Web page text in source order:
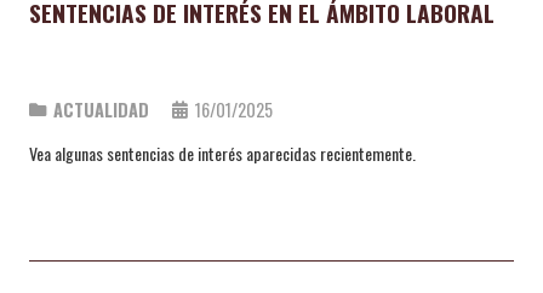
SENTENCIAS DE INTERÉS EN EL ÁMBITO LABORAL
ACTUALIDAD
16/01/2025
Vea algunas sentencias de interés aparecidas recientemente.